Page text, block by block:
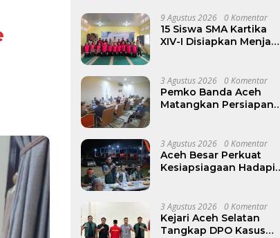
9 Agustus 2026 0 Komentar
15 Siswa SMA Kartika
XIV-I Disiapkan Menjadi
3 Agustus 2026 0 Komentar
Pemko Banda Aceh
Matangkan Persiapan
3 Agustus 2026 0 Komentar
Aceh Besar Perkuat
Kesiapsiagaan Hadapi
Tetap Terjaga
3 Agustus 2026 0 Komentar
Kejari Aceh Selatan
Tangkap DPO Kasus